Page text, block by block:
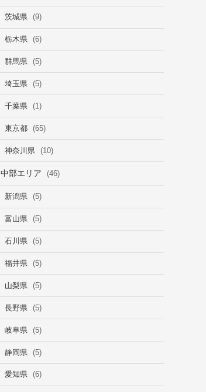
茨城県 (9)
栃木県 (6)
群馬県 (5)
埼玉県 (5)
千葉県 (1)
東京都 (65)
神奈川県 (10)
中部エリア (46)
新潟県 (5)
富山県 (5)
石川県 (5)
福井県 (5)
山梨県 (5)
長野県 (5)
岐阜県 (5)
静岡県 (5)
愛知県 (6)